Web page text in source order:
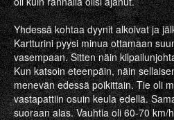
Yhdessä kohtaa dyynit alkoivat ja
Kartturini pyysi minua ottamaan
vasempaan. Sitten näin
Kun katsoin eteenpäin, näin
menevän edessä poikittain. Tie oli
vastapattiin osuin keula edellä.
suoraan alas. Vauhtia oli 60-70 km/